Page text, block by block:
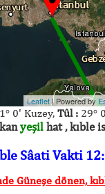
Leaflet| Powered by
0' Kuzey, Tûl :29°
yeşilhat , kıble
Sâati Vakti
Güneşe dönen,